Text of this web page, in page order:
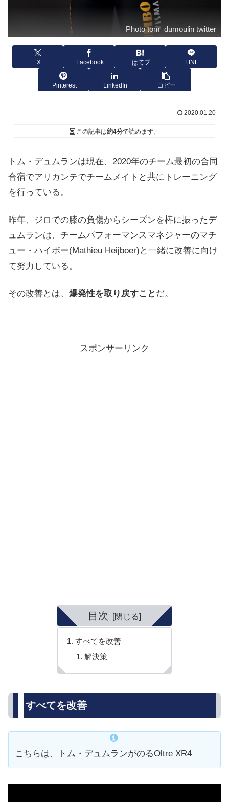
Photo tom_dumoulin twitter
X Facebook はてブ LINE
Pinterest LinkedIn コピー
2020.01.20
この記事は約4分で読めます。
トム・デュムランは現在、2020年のチーム最初の合同
合宿でアリカンテでチームメイトと共にトレーニング
を行っている。
昨年、ジロでの膝の負傷からシーズンを棒に振ったデ
ュムランは、チームパフォーマンスマネジャーのマチ
ュー・ハイボー(Mathieu Heijboer)と一緒に改善に向け
て努力している。
その改善とは、 爆発性を取り戻すこと だ。
スポンサーリンク
目次
すべてを改善
解決策
すべてを改善
こちらは、トム・デュムランがのるOltre XR4